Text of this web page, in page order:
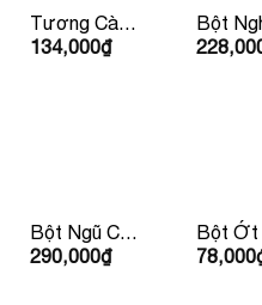
Tương Cà
Ketchup Hữu
134,000₫
Bột
Hữu
Bột Ngũ Cốc
Hàn Quốc
290,000₫
Bột Ớt
Cơ 30g
78,000